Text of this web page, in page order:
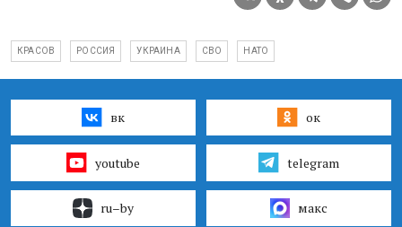
КРАСОВ РОССИЯ УКРАИНА СВО НАТО
вк ок
youtube telegram
ru–by макс